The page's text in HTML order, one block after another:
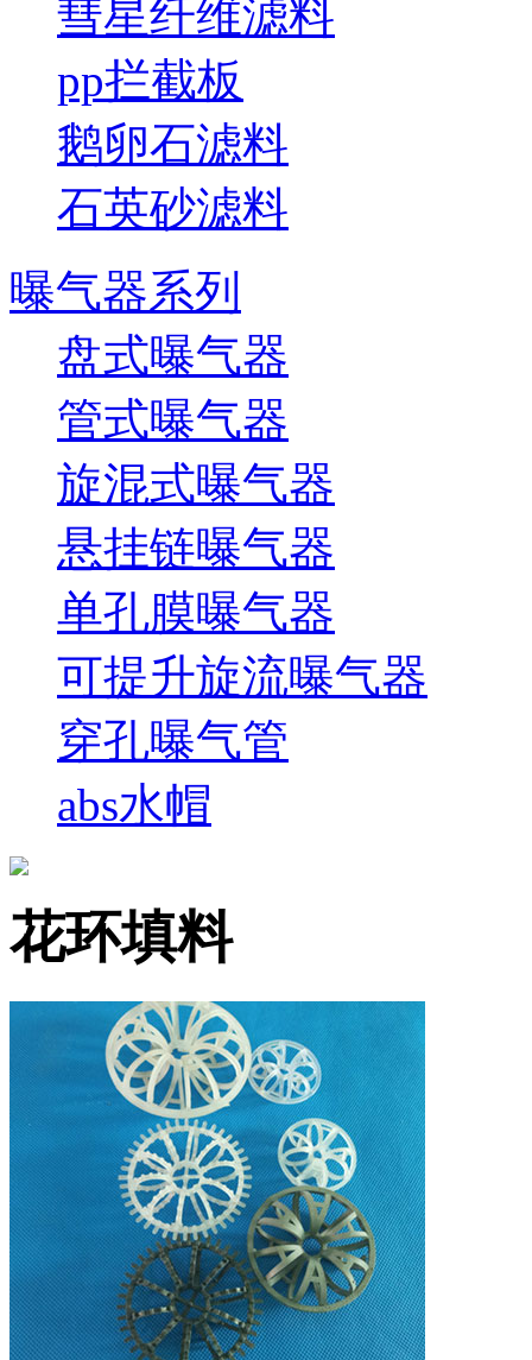
彗星纤维滤料
pp拦截板
鹅卵石滤料
石英砂滤料
曝气器系列
盘式曝气器
管式曝气器
旋混式曝气器
悬挂链曝气器
单孔膜曝气器
可提升旋流曝气器
穿孔曝气管
abs水帽
花环填料